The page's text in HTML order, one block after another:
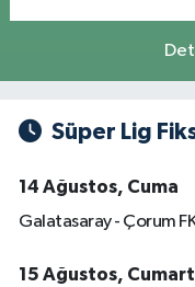
Süper Lig
14 Ağustos, Cuma
Galatasaray - Çorum
15 Ağustos,